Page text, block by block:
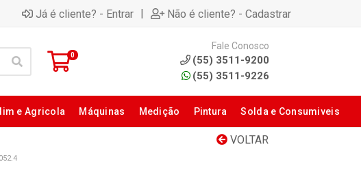
Já é cliente? - Entrar | Não é cliente? - Cadastrar
0
Fale Conosco
(55) 3511-9200
(55) 3511-9226
e Agricola Máquinas Medição Pintura Solda e Consumiveis
VOLTAR